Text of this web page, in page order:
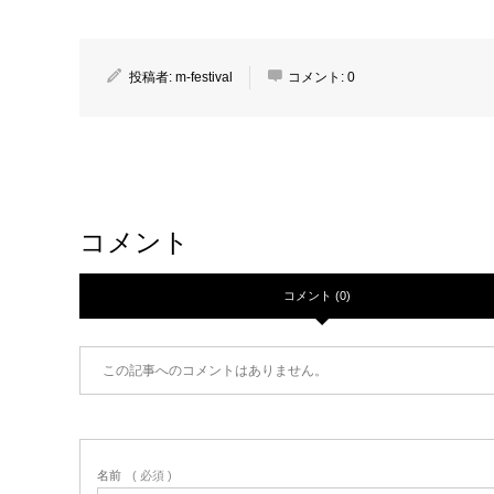
投稿者: m-festival コメント: 0
コメント
コメント (0)
この記事へのコメントはありません。
名前 ( 必須 )